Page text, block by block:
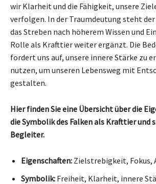
wir Klarheit und die Fähigkeit, unsere
verfolgen. In der Traumdeutung steht
das Streben nach höherem Wissen und
Rolle als Krafttier weiter ergänzt. Die
fordert uns auf, unsere innere Stärke zu
nutzen, um unseren Lebensweg mit
gestalten.
Hier finden Sie eine Übersicht über die
die Symbolik des Falken als Krafttier und
Begleiter.
Eigenschaften: Zielstrebigkeit, Fokus,
Symbolik: Freiheit, Klarheit, innere